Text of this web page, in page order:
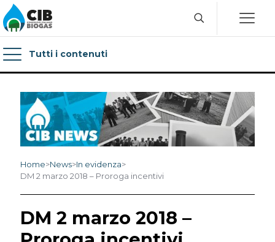
Tutti i contenuti
Home>News>In evidenza>
DM 2 marzo 2018 – Proroga incentivi
DM 2 marzo 2018 –